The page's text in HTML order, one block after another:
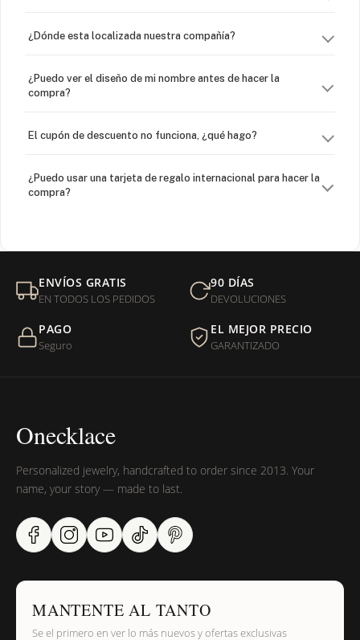
¿Dónde esta localizada nuestra compañía?
¿Puedo ver el diseño de mi nombre antes de hacer la
compra?
El cupón de descuento no funciona, ¿qué hago?
¿Puedo usar una tarjeta de regalo internacional para hacer la
compra?
Mi orden fue devuelta por USPS, ¿qué hago para que sea
entregada?
¿Sus productos son libres de níquel?
ENVÍOS GRATIS
EN TODOS LOS PEDIDOS
90 DÍAS
DEVOLUCIONES
PAGO
Seguro
EL MEJOR PRECIO
GARANTIZADO
Onecklace
Personalized jewelry, handcrafted to order since 2013. Your
name, your story — made to last.
MANTENTE AL TANTO
Se el primero en ver lo más nuevos y ofertas exclusivas